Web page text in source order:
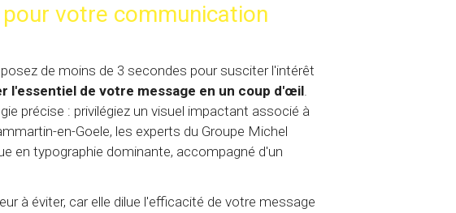
votre communication
de moins de 3 secondes pour susciter l'intérêt
l'essentiel de votre message en un coup d'œil.
précise : privilégiez un visuel impactant associé à
en-Goele, les experts du Groupe Michel
en typographie dominante, accompagné d'un
à éviter, car elle dilue l'efficacité de votre message